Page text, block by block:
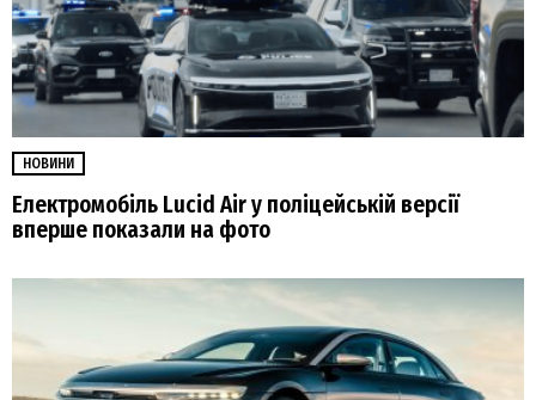
НОВИНИ
Електромобіль Lucid Air у поліцейській версії
вперше показали на фото